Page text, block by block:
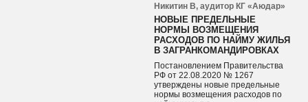
Никитин В, аудитор КГ «Аюдар»
НОВЫЕ ПРЕДЕЛЬНЫЕ
НОРМЫ ВОЗМЕЩЕНИЯ
РАСХОДОВ ПО НАЙМУ ЖИЛЬЯ
В ЗАГРАНКОМАНДИРОВКАХ
Постановлением Правительства
РФ от 22.08.2020 № 1267
утверждены новые предельные
нормы возмещения расходов по